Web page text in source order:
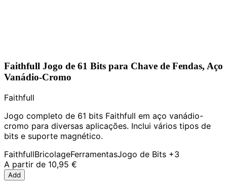
Faithfull Jogo de 61 Bits para Chave de Fendas, Aço
Vanádio-Cromo
Faithfull
Jogo completo de 61 bits Faithfull em aço vanádio-
cromo para diversas aplicações. Inclui vários tipos de
bits e suporte magnético.
FaithfullBricolageFerramentasJogo de Bits +3
A partir de 10,95 €
Add